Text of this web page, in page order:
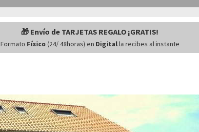
🎁 Envío de TARJETAS REGALO ¡GRATIS!
Formato Físico (24/ 48horas) en Digitalla recibes al instante